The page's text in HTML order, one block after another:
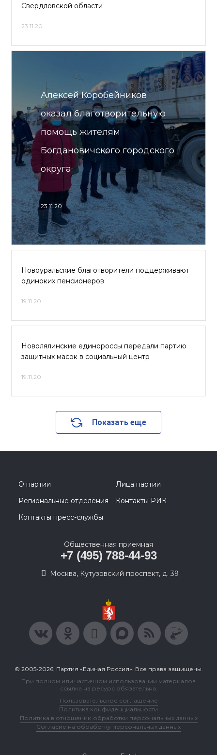
Свердловской области
23.11.20
Алексей Коробейников
оказал благотворительную
помощь жителям
Богдановичского городского
округа
23.11.20
Новоуральские благотворители поддерживают
одиноких пенсионеров
19.11.20
Новолялинские единороссы передали партию
защитных масок в социальный центр
19.11.20
Показать еще
О партии
Лица партии
Региональные отделения
Контакты РИК
Контакты пресс-службы
Общественная приемная
+7 (495) 788-44-93
Москва, Кутузовский проспект, д. 39
© 2005-2026, Партия «Единая Россия». Все права защищены.
При полном или частичном использовании материалов
ссылка на ресурс обязательна.
Пользовательское соглашение
Политика конфиденциальности
Политика в отношении обработки персональных данных
Согласие на обработку персональных данных